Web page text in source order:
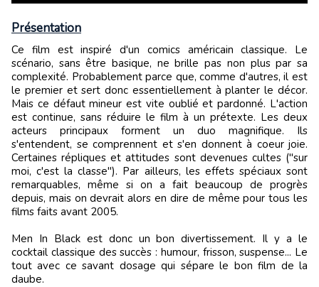
Présentation
Ce film est inspiré d'un comics américain classique. Le
scénario, sans être basique, ne brille pas non plus par sa
complexité. Probablement parce que, comme d'autres, il est
le premier et sert donc essentiellement à planter le décor.
Mais ce défaut mineur est vite oublié et pardonné. L'action
est continue, sans réduire le film à un prétexte. Les deux
acteurs principaux forment un duo magnifique. Ils
s'entendent, se comprennent et s'en donnent à coeur joie.
Certaines répliques et attitudes sont devenues cultes ("sur
moi, c'est la classe"). Par ailleurs, les effets spéciaux sont
remarquables, même si on a fait beaucoup de progrès
depuis, mais on devrait alors en dire de même pour tous les
films faits avant 2005.
Men In Black est donc un bon divertissement. Il y a le
cocktail classique des succès : humour, frisson, suspense... Le
tout avec ce savant dosage qui sépare le bon film de la
daube.